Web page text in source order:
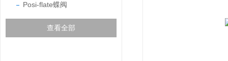
Posi-flate蝶阀
查看全部